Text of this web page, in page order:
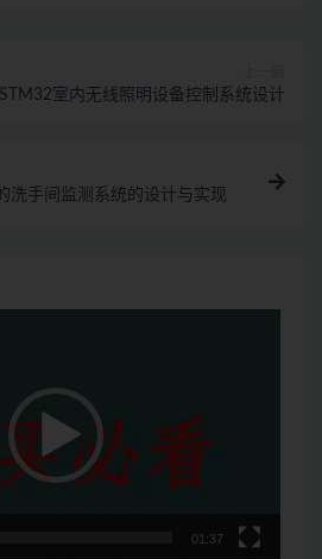
室内无线照明设备控制系统设计
洗手间监测系统的设计与实现
01:37